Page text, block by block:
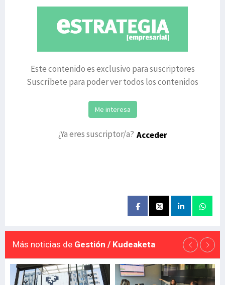
Este contenido es exclusivo para suscriptores
Suscríbete para poder ver todos los contenidos
Me interesa
¿Ya eres suscriptor/a? Acceder
Más noticias de Gestión / Kudeaketa